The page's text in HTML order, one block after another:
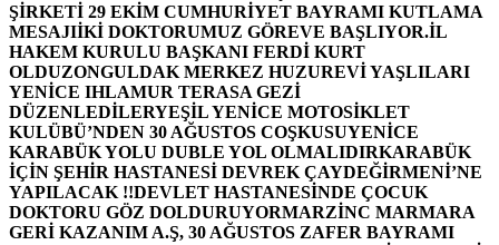
ŞİRKETİ 29 EKİM CUMHURİYET BAYRAMI KUTLAMA
MESAJIİKİ DOKTORUMUZ GÖREVE BAŞLIYOR.İL
HAKEM KURULU BAŞKANI FERDİ KURT
OLDUZONGULDAK MERKEZ HUZUREVİ YAŞLILARI
YENİCE IHLAMUR TERASA GEZİ
DÜZENLEDİLERYEŞİL YENİCE MOTOSİKLET
KULÜBÜ’NDEN 30 AĞUSTOS COŞKUSUYENİCE
KARABÜK YOLU DUBLE YOL OLMALIDIRKARABÜK
İÇİN ŞEHİR HASTANESİ DEVREK ÇAYDEĞİRMENİ’NE
YAPILACAK !!DEVLET HASTANESİNDE ÇOCUK
DOKTORU GÖZ DOLDURUYORMARZİNC MARMARA
GERİ KAZANIM A.Ş, 30 AĞUSTOS ZAFER BAYRAMI